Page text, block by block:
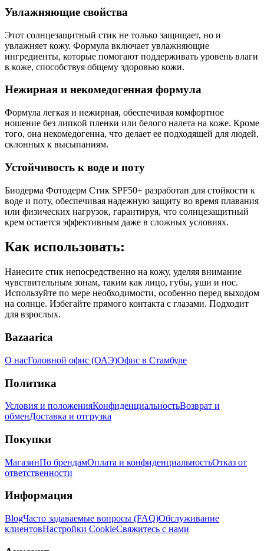
Увлажняющие свойства
Этот солнцезащитный стик не только защищает, но и
увлажняет кожу. Формула включает увлажняющие
ингредиенты, которые помогают поддерживать уровень влаги
в коже, способствуя общему здоровью кожи.
Нежирная и некомедогенная формула
Формула легкая и нежирная, обеспечивая комфортное
ношение без липкой пленки или белого налета на коже. Кроме
того, она некомедогенна, что делает ее подходящей для людей,
склонных к высыпаниям.
Устойчивость к воде и поту
Биодерма Фотодерм Стик SPF50+ разработан для стойкости к
воде и поту, обеспечивая надежную защиту во время плавания
или физических нагрузок, гарантируя, что солнцезащитный
крем остается эффективным даже в сложных условиях.
Как использовать:
Нанесите стик непосредственно на кожу, уделяя внимание
чувствительным зонам, таким как лицо, губы, уши и нос.
Используйте по мере необходимости, особенно перед выходом
на солнце. Избегайте прямого контакта с глазами. Подходит
для взрослых.
Bazaarica
О насГоловной офис (ОАЭ)Офис в Стамбуле
Политика
Условия и положенияКонфиденциальностьВозврат и
обменДоставка и отгрузка
Покупки
МагазинПо брендамОплата и конфиденциальностьОтказ от
ответственности
Информация
BlogЧасто задаваемые вопросы (FAQ)Обслуживание
клиентовНастройки CookieСвяжитесь с нами